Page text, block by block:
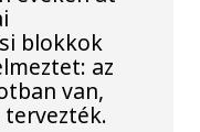
blokkok
az
van,